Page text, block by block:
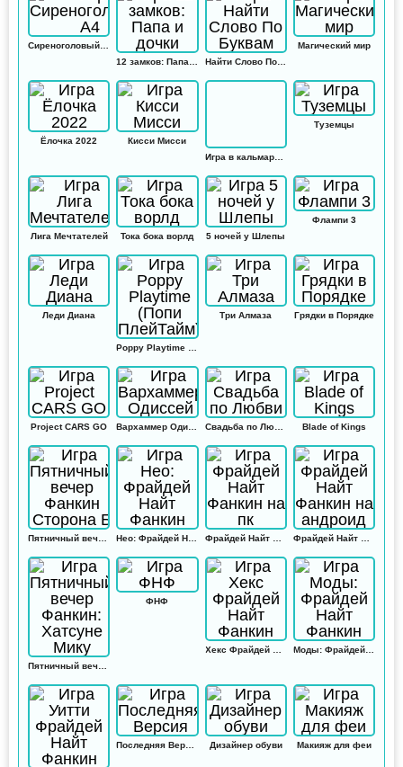
Найти Слово По Буквам
Магический мир
Ёлочка 2022
Кисси Мисси
Игра в кальмара: Амонг ас
Туземцы
Лига Мечтателей Тока бока ворлд 5 ночей у Шлепы
Флампи 3
Леди Диана Три Алмаза Грядки в Порядке
Project CARS GO Свадьба по Любви Blade of Kings
ФНФ
Моды: Фрайдей Найт Фанкин
Дизайнер обуви Макияж для феи